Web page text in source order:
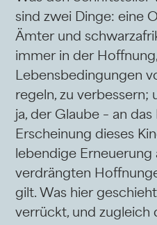
sind zwei Dinge: eine
Ämter und
immer in der
Lebensbedingungen
regeln, zu verbessern;
ja, der Glaube – an
Erscheinung dieses
lebendige Erneuerung
verdrängten
gilt. Was hier
verrückt, und zugleich